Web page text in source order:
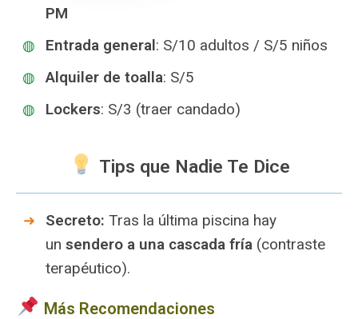
PM
Entrada general: S/10 adultos / S/5 niños
Alquiler de toalla: S/5
Lockers: S/3 (traer candado)
Tips que Nadie Te Dice
Secreto: Tras la última piscina hay
un sendero a una cascada fría (contraste
terapéutico).
Más Recomendaciones